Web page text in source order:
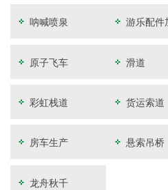
呐喊喷泉 游乐配件
原子飞车 滑道
彩虹栈道 货运索道
房车生产 悬索吊桥
龙舟秋千